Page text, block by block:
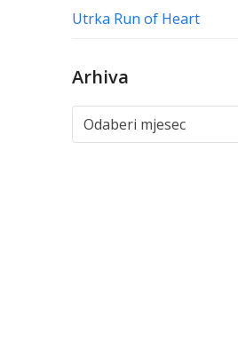
Utrka Run of Heart
Arhiva
Arhiva